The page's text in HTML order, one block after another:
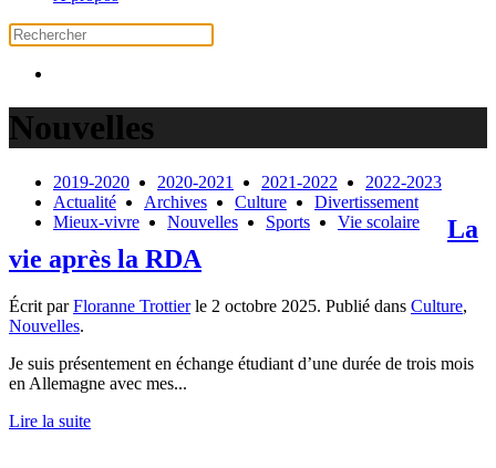
Nouvelles
2019-2020 2020-2021 2021-2022
2022-2023
Actualité
Archives Culture
Divertissement
Mieux-vivre
Nouvelles Sports Vie scolaire
La
vie après la RDA
Écrit parFloranne Trottierle 2 octobre 2025. Publié dans Culture,
Nouvelles.
Je suis présentement en échange étudiant d’une durée de trois mois
en Allemagne avec mes...
Lire la suite